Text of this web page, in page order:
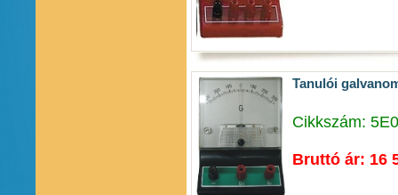
Tanulói
Cikkszám:
Bruttó ár: 16